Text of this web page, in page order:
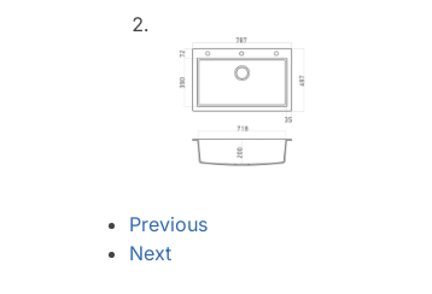
Previous
Next